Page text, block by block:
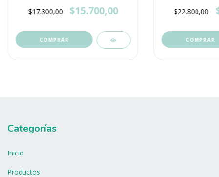
$17.300,00 $15.700,00
COMPRAR
$22.800,00
COMPRAR
Categorías
Inicio
Productos